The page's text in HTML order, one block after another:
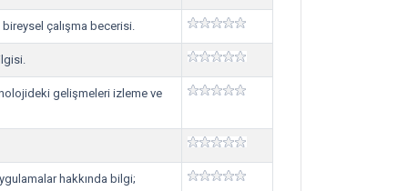
çalışma becerisi.
gelişmeleri izleme ve
hakkında bilgi;